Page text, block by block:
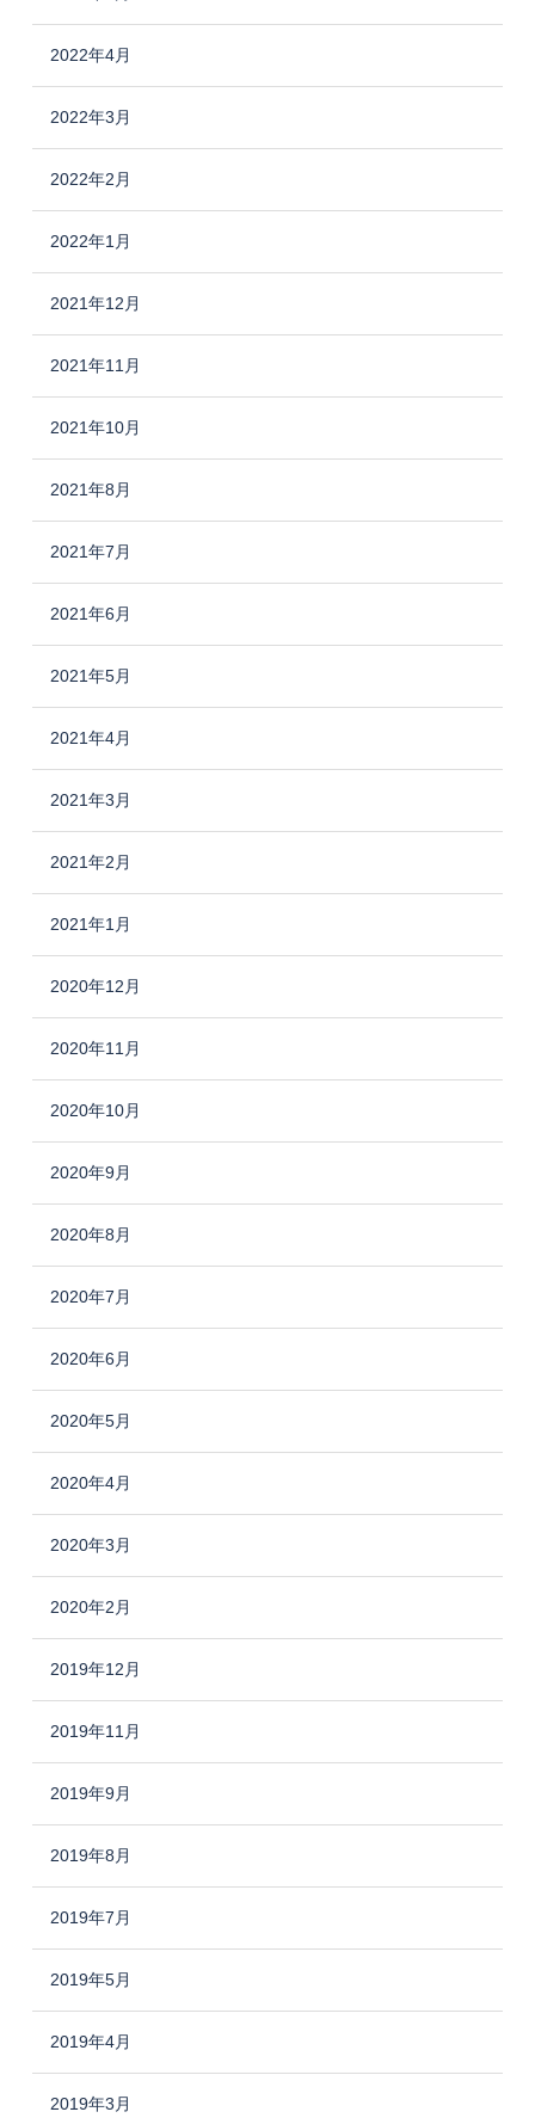
2022年4月
2022年3月
2022年2月
2022年1月
2021年12月
2021年11月
2021年10月
2021年8月
2021年7月
2021年6月
2021年5月
2021年4月
2021年3月
2021年2月
2021年1月
2020年12月
2020年11月
2020年10月
2020年9月
2020年8月
2020年7月
2020年6月
2020年5月
2020年4月
2020年3月
2020年2月
2019年12月
2019年11月
2019年9月
2019年8月
2019年7月
2019年5月
2019年4月
2019年3月